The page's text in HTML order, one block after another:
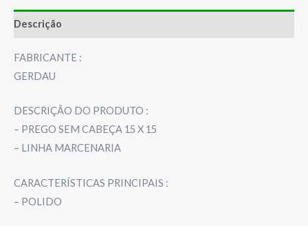
Descrição
FABRICANTE :
GERDAU
DESCRIÇÃO DO PRODUTO :
– PREGO SEM CABEÇA 15 X 15
– LINHA MARCENARIA
CARACTERÍSTICAS PRINCIPAIS :
– POLIDO